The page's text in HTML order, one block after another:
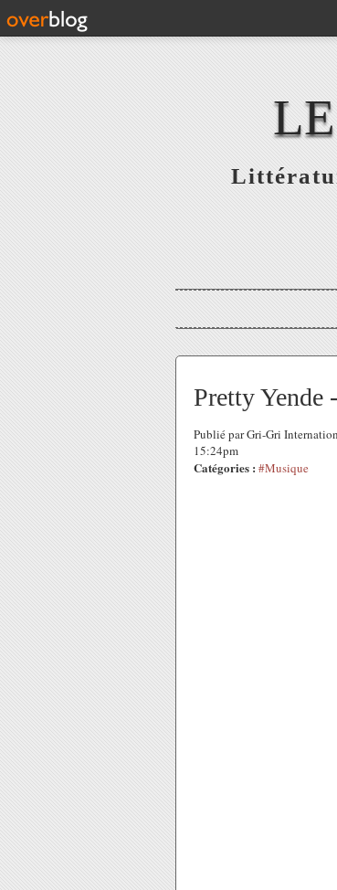
Pretty Yende
Publié par Gri-Gri
15:24pm
Catégories : #Musique